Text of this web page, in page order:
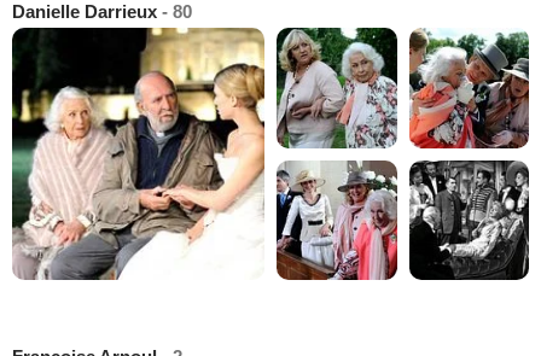
Danielle Darrieux - 80